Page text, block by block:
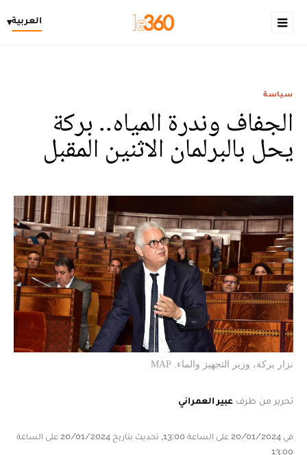
العربية▾
سياسة
الجفاف وندرة المياه.. بركة
يحل بالبرلمان الاثنين المقبل
نزار بركة، وزير التجهيز والماء. MAP
تحرير من طرف عبير العمراني
في 20/01/2024 على الساعة 13:00, تحديث بتاريخ 20/01/2024 على الساعة
13:00